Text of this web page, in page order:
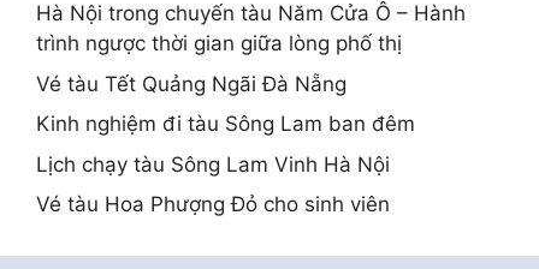
Hà Nội trong chuyến tàu Năm Cửa Ô – Hành
trình ngược thời gian giữa lòng phố thị
Vé tàu Tết Quảng Ngãi Đà Nẵng
Kinh nghiệm đi tàu Sông Lam ban đêm
Lịch chạy tàu Sông Lam Vinh Hà Nội
Vé tàu Hoa Phượng Đỏ cho sinh viên